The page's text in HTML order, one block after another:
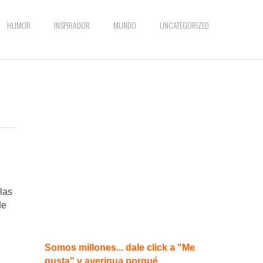
HUMOR INSPIRADOR MUNDO UNCATEGORIZED
Somos millones... dale click a "Me
gusta" y averigua porqué